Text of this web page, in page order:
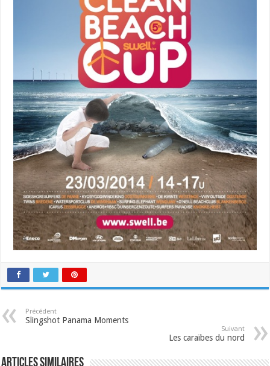
Précédent
Slingshot Panama Moments
Suivant
Les caraïbes du nord